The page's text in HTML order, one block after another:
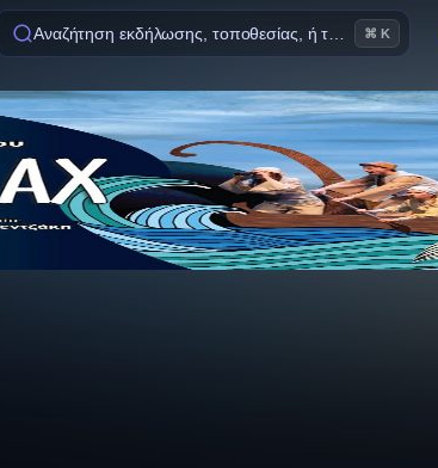
Αναζήτηση εκδήλωσης, τοποθεσίας, ή ταινίας⌘ K